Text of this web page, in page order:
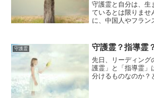
守護霊と自分は、生
ているとは限りませ
に、中国人やフラン
守護霊 守護霊？指導霊
先日、リーディング
護霊」と「指導霊」
分けるものなのか？